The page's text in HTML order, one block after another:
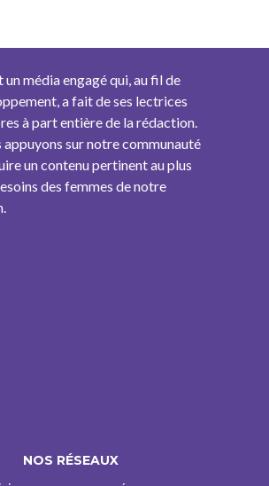
un média engagé qui, au fil de
a fait de ses lectrices
à part entière de la rédaction.
appuyons sur notre communauté
un contenu pertinent au plus
des femmes de notre
NOS RÉSEAUX